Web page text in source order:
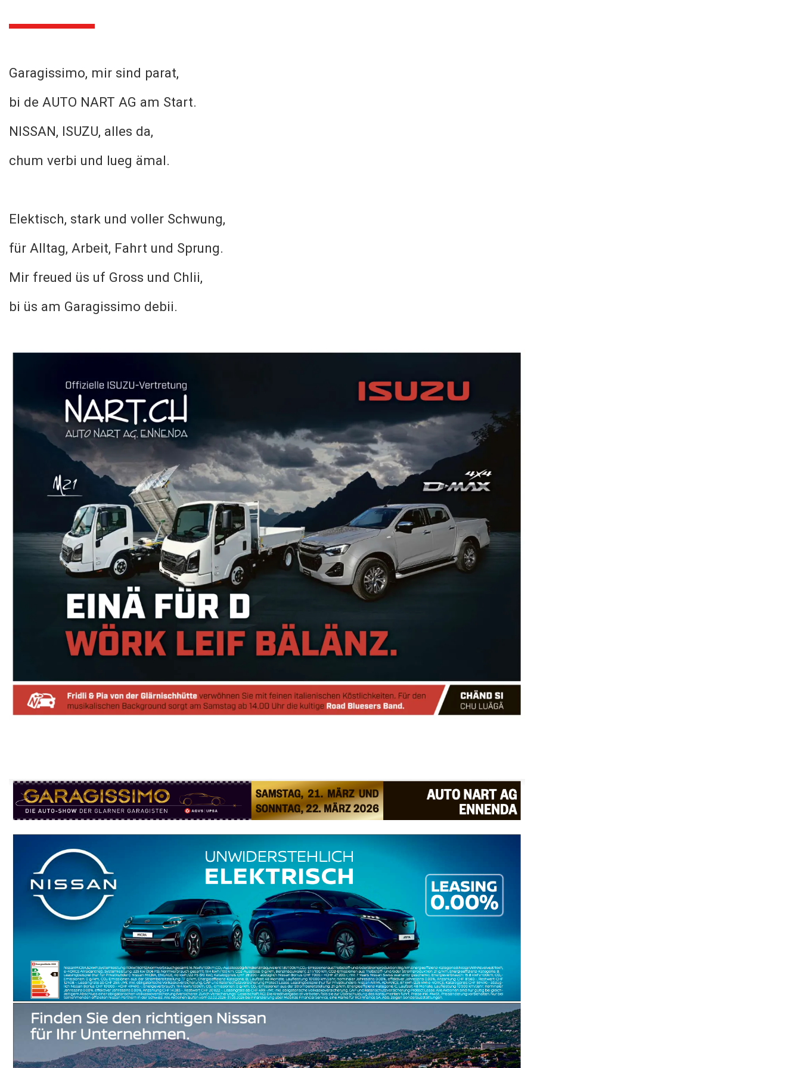
Garagissimo, mir sind parat,
bi de AUTO NART AG am Start.
NISSAN, ISUZU, alles da,
chum verbi und lueg ämal.
Elektisch, stark und voller Schwung,
für Alltag, Arbeit, Fahrt und Sprung.
Mir freued üs uf Gross und Chlii,
bi üs am Garagissimo debii.